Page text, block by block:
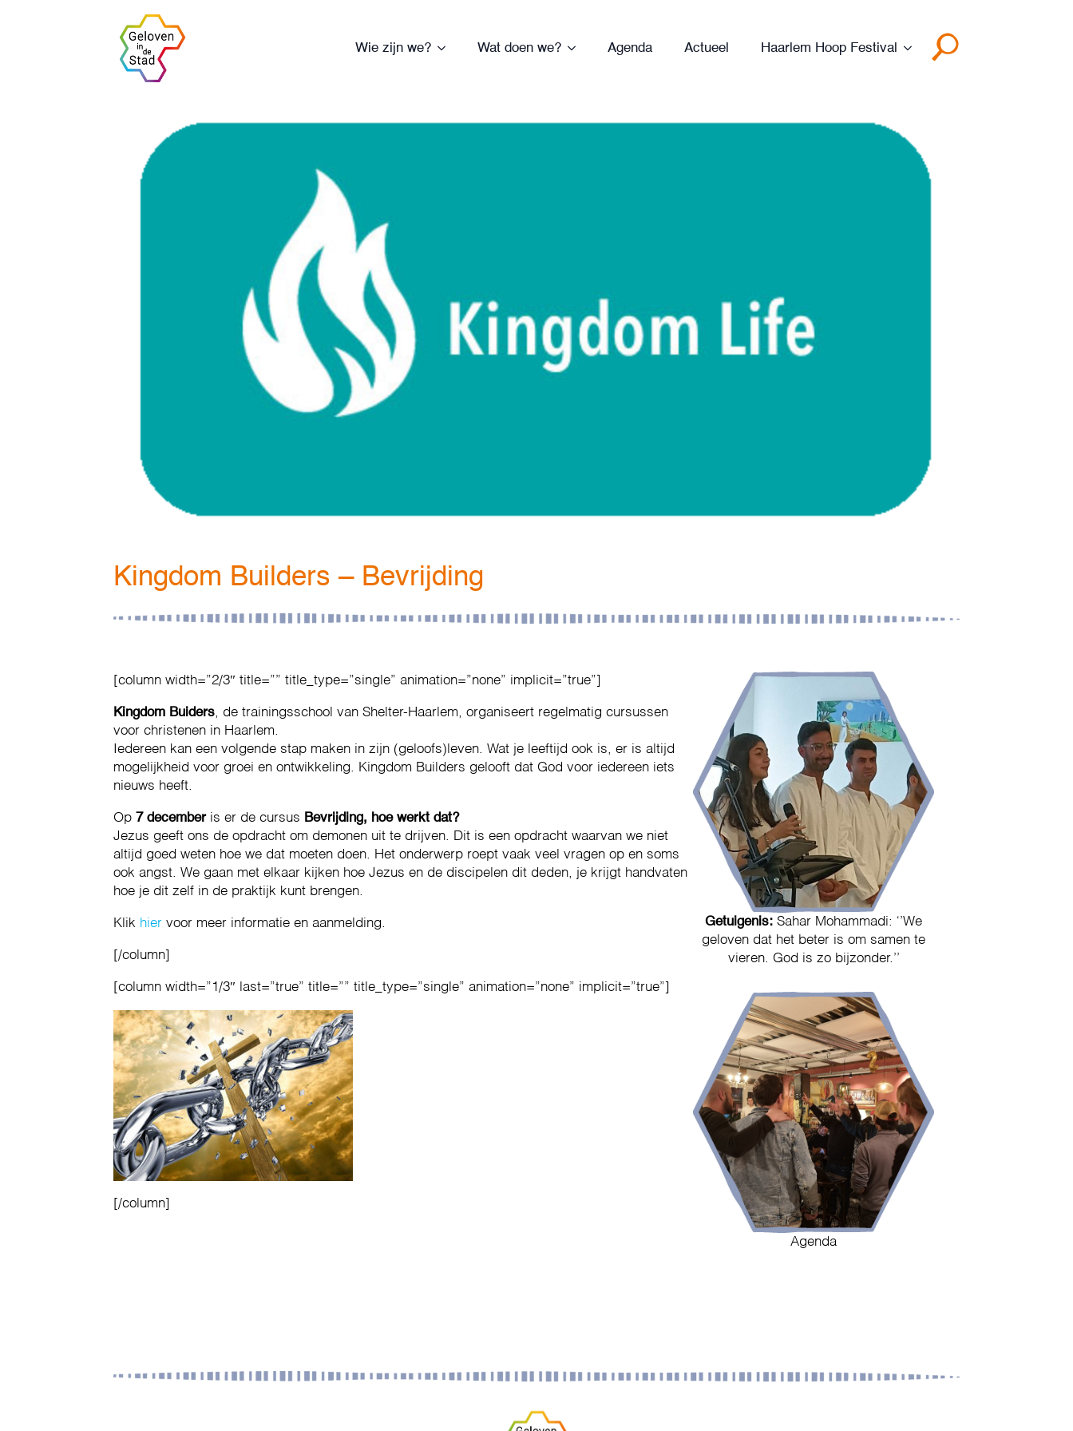
Wie zijn we? Wat doen we? Agenda Actueel Haarlem Hoop Festival
Kingdom Builders – Bevrijding
[column width=”2/3″ title=”” title_type=”single” animation=”none” implicit=”true”]
Kingdom Buiders, de trainingsschool van Shelter-Haarlem, organiseert regelmatig cursussen
voor christenen in Haarlem.
Iedereen kan een volgende stap maken in zijn (geloofs)leven. Wat je leeftijd ook is, er is altijd
mogelijkheid voor groei en ontwikkeling. Kingdom Builders gelooft dat God voor iedereen iets
nieuws heeft.
Op 7 decemberis er de cursus Bevrijding, hoe werkt dat?
Jezus geeft ons de opdracht om demonen uit te drijven. Dit is een opdracht waarvan we niet
altijd goed weten hoe we dat moeten doen. Het onderwerp roept vaak veel vragen op en soms
ook angst. We gaan met elkaar kijken hoe Jezus en de discipelen dit deden, je krijgt handvaten
hoe je dit zelf in de praktijk kunt brengen.
Klik hier voor meer informatie en aanmelding.
[/column]
[column width=”1/3″ last=”true” title=”” title_type=”single” animation=”none” implicit=”true”]
[/column]
Getuigenis: Sahar Mohammadi: ‘’We
geloven dat het beter is om samen te
vieren. God is zo bijzonder.’’
Agenda